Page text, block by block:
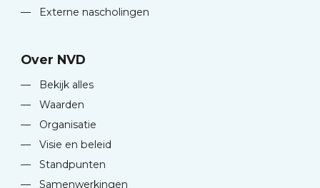
—
Externe nascholingen
Over NVD
—
Bekijk alles
—
Waarden
—
Organisatie
—
Visie en beleid
—
Standpunten
—
Samenwerkingen